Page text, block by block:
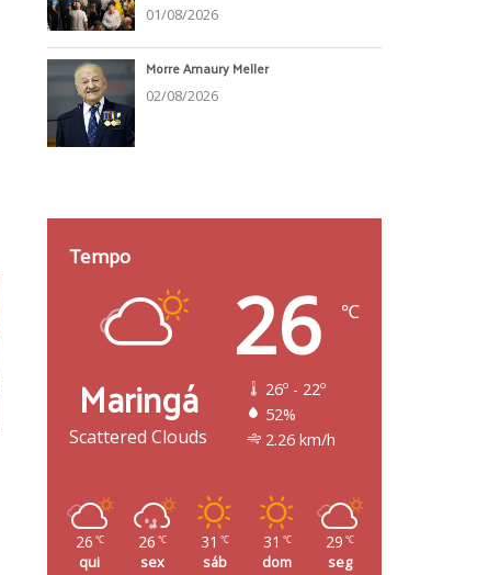
01/08/2026
Morre Amaury Meller
02/08/2026
Tempo
Maringá
Scattered Clouds
26 ℃
26º - 22º
52%
2.26 km/h
26 ℃
qui
26 ℃
sex
31 ℃
sáb
31 ℃
dom
29 ℃
seg